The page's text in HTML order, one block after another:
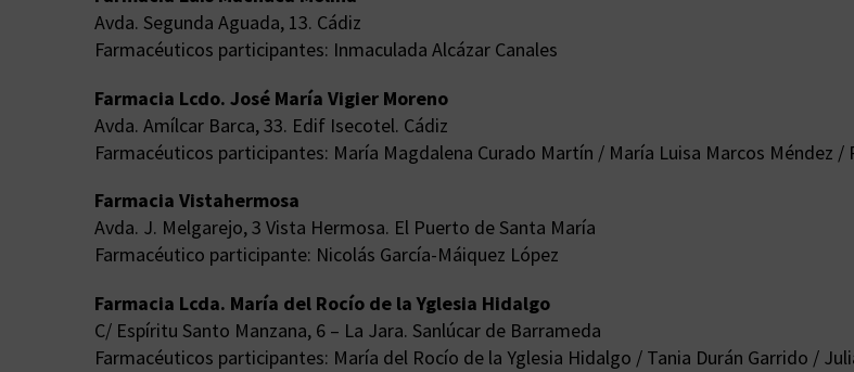
Avda. Segunda Aguada, 13. Cádiz
Farmacéuticos participantes: Inmaculada Alcázar Canales
Farmacia Lcdo. José María Vigier Moreno
Avda. Amílcar Barca, 33. Edif Isecotel. Cádiz
Farmacéuticos participantes: María Magdalena Curado Martín / María Luisa Marcos Méndez /
Farmacia Vistahermosa
Avda. J. Melgarejo, 3 Vista Hermosa. El Puerto de Santa María
Farmacéutico participante: Nicolás García-Máiquez López
Farmacia Lcda. María del Rocío de la Yglesia Hidalgo
C/ Espíritu Santo Manzana, 6 – La Jara. Sanlúcar de Barrameda
Farmacéuticos participantes: María del Rocío de la Yglesia Hidalgo / Tania Durán Garrido /